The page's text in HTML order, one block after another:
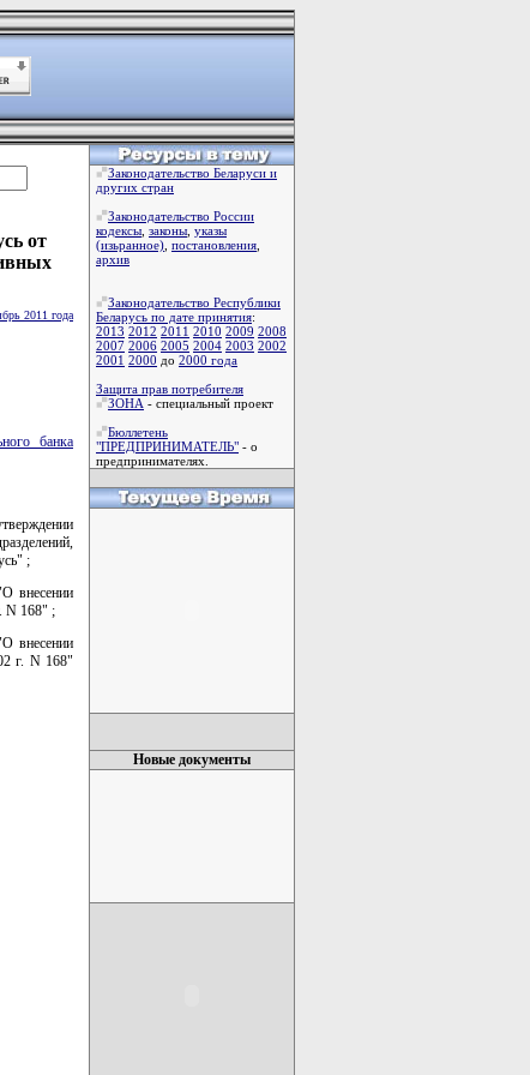
от
2011 года
банка
;
внесении
N 168" ;
внесении
г. N 168"
Законодательство Беларуси и
других стран
Законодательство России
кодексы законы указы
(изьранное) постановления
архив
Законодательство Республики
Беларусь по дате принятия:
2013 2012 2011 2010 2009 2008
2007 2006 2005 2004 2003 2002
2001 2000 до 2000 года
Защита прав потребителя
ЗОНА - специальный проект
Бюллетень
"ПРЕДПРИНИМАТЕЛЬ" - о
предпринимателях.
Новые документы